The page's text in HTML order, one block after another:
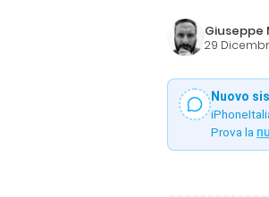
Giuseppe
29
Nuovo
Prova la